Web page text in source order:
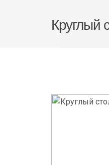
Круглый